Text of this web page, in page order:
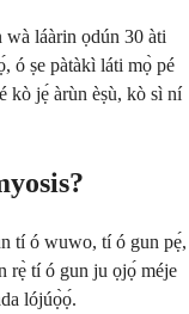
láàrin ọdún 30 àti
ó ṣe pàtàkì láti mọ̀ pé
kò jẹ́ àrùn èṣù, kò sì ní
tí ó wuwo, tí ó gun pẹ́,
rẹ̀ tí ó gun ju ọjọ́ méje
lójúọ̀ọ́.